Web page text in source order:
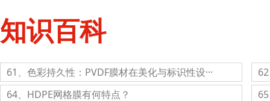
知识百科
61、色彩持久性：PVDF膜材在美化与标识性设···
64、HDPE网格膜有何特点？